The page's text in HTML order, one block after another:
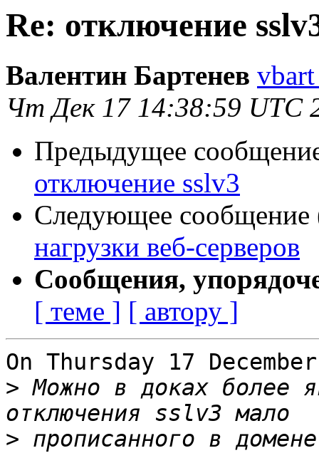
Re: отключение
Валентин Бартенев
Чт Дек 17 14:38:59 UTC
Предыдущее
отключение sslv3
Следующее сообщение
нагрузки веб-серверов
Сообщения,
[ теме ] [ автору ]
On Thursday 17
> Можно в доках более
> прописанного в